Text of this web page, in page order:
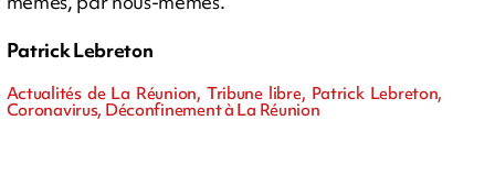
Patrick Lebreton
Actualités de La Réunion, Tribune libre, Patrick Lebreton,
Coronavirus, Déconfinement à La Réunion